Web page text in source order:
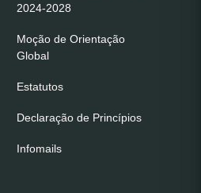
2024-2028
Moção de Orientação
Global
Estatutos
Declaração de Princípios
Infomails